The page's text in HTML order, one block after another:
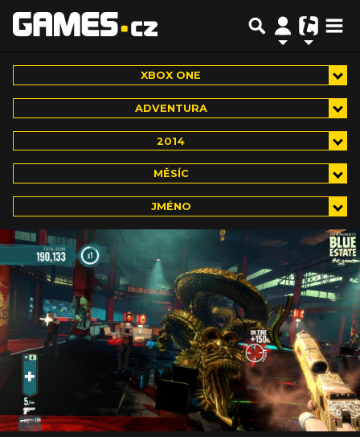
XBOX ONE
ADVENTURA
2014
MĚSÍC
JMÉNO